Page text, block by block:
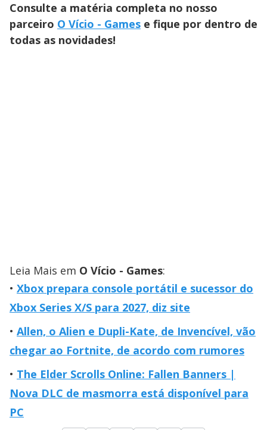
Consulte a matéria completa no nosso
parceiro O Vício - Games e fique por dentro de
todas as novidades!
Leia Mais em O Vício - Games:
Xbox prepara console portátil e sucessor do
Xbox Series X/S para 2027, diz site
Allen, o Alien e Dupli-Kate, de Invencível, vão
chegar ao Fortnite, de acordo com rumores
The Elder Scrolls Online: Fallen Banners |
Nova DLC de masmorra está disponível para
PC